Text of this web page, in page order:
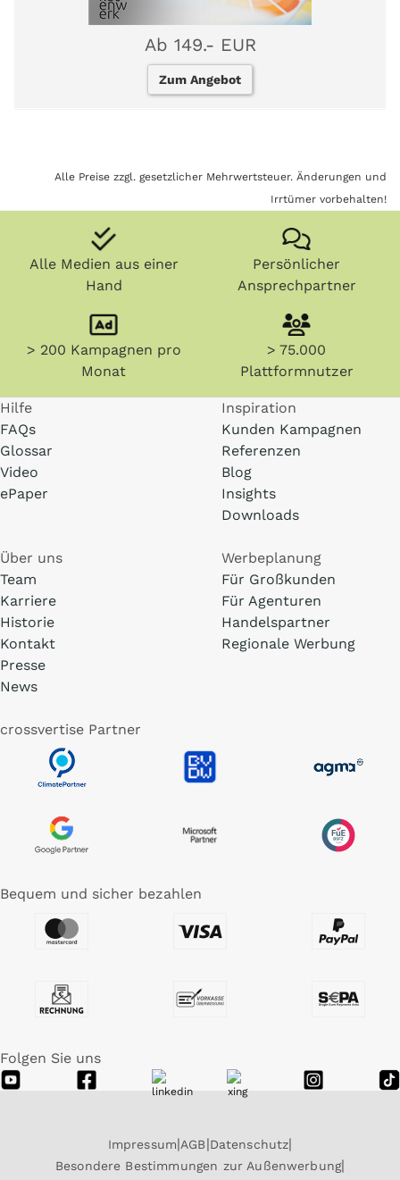
Ab 149.- EUR
Zum Angebot
Alle Preise zzgl. gesetzlicher Mehrwertsteuer. Änderungen und
Irrtümer vorbehalten!
Alle Medien aus einer
Hand
Persönlicher
Ansprechpartner
> 200 Kampagnen pro
Monat
> 75.000
Plattformnutzer
Hilfe
FAQs
Glossar
Video
ePaper
Inspiration
Kunden Kampagnen
Referenzen
Blog
Insights
Downloads
Über uns
Team
Karriere
Historie
Kontakt
Presse
News
Werbeplanung
Für Großkunden
Für Agenturen
Handelspartner
Regionale Werbung
crossvertise Partner
Bequem und sicher bezahlen
Folgen Sie uns
Impressum AGB Datenschutz
Besondere Bestimmungen zur Außenwerbung